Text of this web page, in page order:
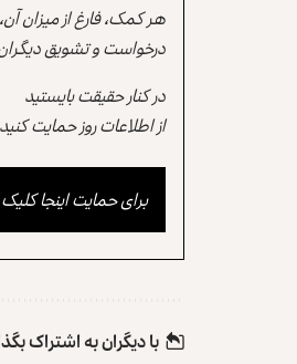
هر کمک، فارغ از میزان
درخواست و تشویق
در کنار حقیقت بایستید
از اطلاعات روز حمایت کنید
برای حمایت اینجا
با دیگران به‌‌ اشتراک